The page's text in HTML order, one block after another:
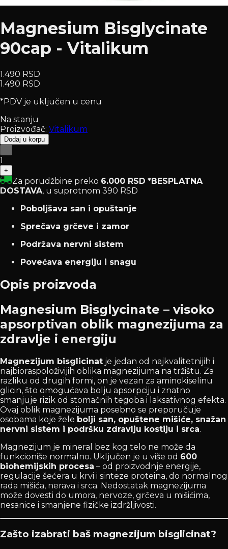
Magnesium Bisglycinate
90cap - Vitalikum
1.490 RSD
1.490 RSD
*PDV je uključen u cenu
Na stanju
Proizvođač: Vitalikum
Dodaj u korpu
−
1
+
Za porudžbine preko 6.000 RSD *BESPLATNA
DOSTAVA, u suprotnom 390 RSD
Poboljšava san i opuštanje
Sprečava grčeve i zamor
Podržava nervni sistem
Povećava energiju i snagu
Opis proizvoda
Magnesium Bisglycinate – visoko
apsorptivan oblik magnezijuma za
zdravlje i energiju
Magnezijum bisglicinat je jedan od najkvalitetnijih i
najbioraspoloživijih oblika magnezijuma na tržištu. Za
razliku od drugih formi, on je vezan za aminokiselinu
glicin, što omogućava bolju apsorpciju i znatno
smanjuje rizik od stomačnih tegoba i laksativnog efekta.
Ovaj oblik magnezijuma posebno se preporučuje
osobama koje žele bolji san, opuštene mišiće, snažan
nervni sistem i podršku zdravlju kostiju i srca.
Magnezijum je mineral bez kog telo ne može da
funkcioniše normalno. Uključen je u više od 600
biohemijskih procesa – od proizvodnje energije,
regulacije šećera u krvi i sinteze proteina, do normalnog
rada mišića, nerava i srca. Nedostatak magnezijuma
može dovesti do umora, nervoze, grčeva u mišićima,
nesanice i smanjene fizičke izdržljivosti.
Zašto izabrati baš magnezijum bisglicinat?